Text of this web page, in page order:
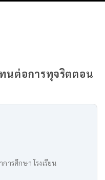
นต่อการทุจริตตอน
รศึกษา โรงเรียน